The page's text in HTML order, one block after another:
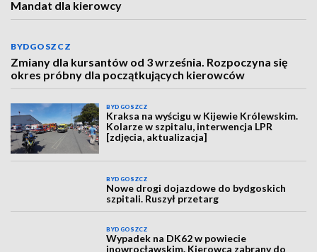
Mandat dla kierowcy
BYDGOSZCZ
Zmiany dla kursantów od 3 września. Rozpoczyna się
okres próbny dla początkujących kierowców
BYDGOSZCZ
Kraksa na wyścigu w Kijewie Królewskim.
[zdjęcia, aktualizacja]
BYDGOSZCZ
Nowe drogi dojazdowe do bydgoskich
szpitali. Ruszył przetarg